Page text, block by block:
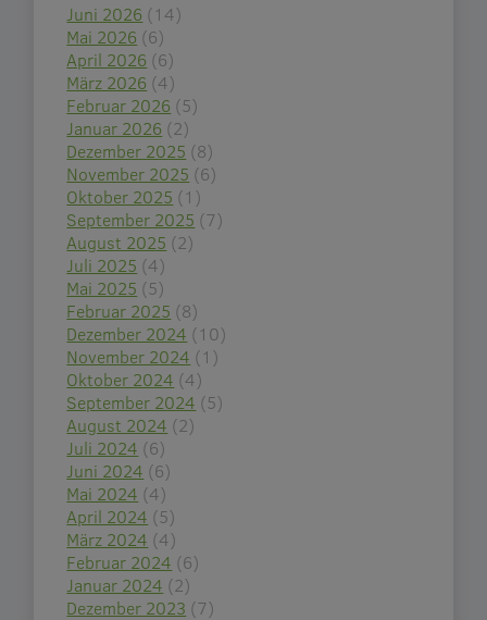
Juni 2026 (14)
Mai 2026 (6)
April 2026 (6)
März 2026 (4)
Februar 2026 (5)
Januar 2026 (2)
Dezember 2025 (8)
November 2025 (6)
Oktober 2025 (1)
September 2025 (7)
August 2025 (2)
Juli 2025 (4)
Mai 2025 (5)
Februar 2025 (8)
Dezember 2024 (10)
November 2024 (1)
Oktober 2024 (4)
September 2024 (5)
August 2024 (2)
Juli 2024 (6)
Juni 2024 (6)
Mai 2024 (4)
April 2024 (5)
März 2024 (4)
Februar 2024 (6)
Januar 2024 (2)
Dezember 2023 (7)